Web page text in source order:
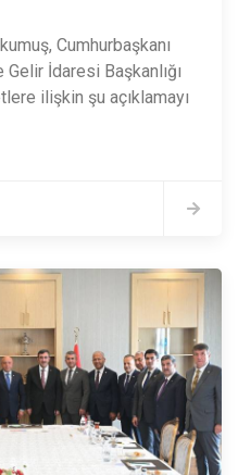
Cumhurbaşkanı
Gelir İdaresi Başkanlığı
ilişkin şu açıklamayı